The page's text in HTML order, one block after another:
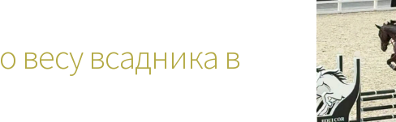
весу всадника в